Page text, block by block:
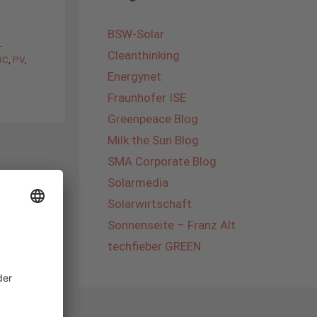
PV
BSW-Solar
Cleanthinking
Energynet
Fraunhofer ISE
Greenpeace Blog
Milk the Sun Blog
SMA Corporate Blog
Solarmedia
Solarwirtschaft
Sonnenseite – Franz Alt
techfieber GREEN